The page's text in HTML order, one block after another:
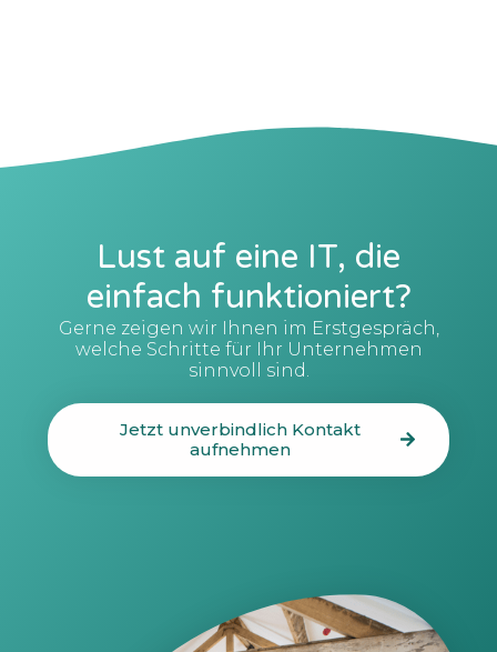
Lust auf eine IT, die
einfach funktioniert?
Gerne zeigen wir Ihnen im Erstgespräch,
welche Schritte für Ihr Unternehmen
sinnvoll sind.
Jetzt unverbindlich Kontakt
aufnehmen